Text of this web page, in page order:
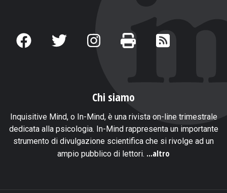
Chi siamo
Inquisitive Mind, o In-Mind, è una rivista on-line trimestrale
dedicata alla psicologia. In-Mind rappresenta un importante
strumento di divulgazione scientifica che si rivolge ad un
ampio pubblico di lettori. ...altro